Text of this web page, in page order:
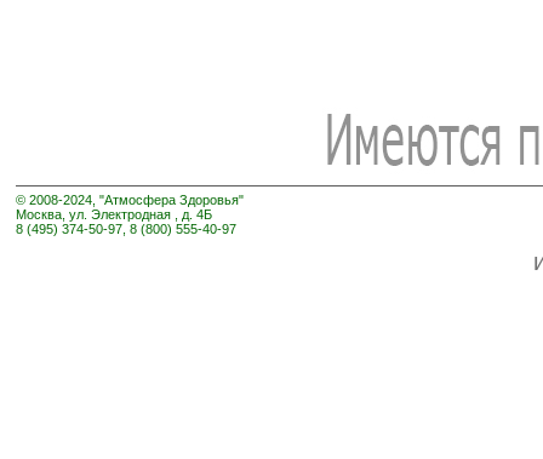
© 2008-2024, "Атмосфера Здоровья"
Москва, ул. Электродная , д. 4Б
8 (495) 374-50-97, 8 (800) 555-40-97